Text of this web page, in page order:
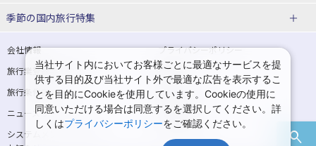
関東
埼玉県 千葉県
茨城県 栃木県
山形県ホテル・旅館
東京都ホテル・旅館 神奈川県ホテル・旅館
埼玉県ホテル・旅館 千葉県ホテル・旅館
茨城県ホテル・旅館 栃木県ホテル・旅館
洞爺湖温泉(北海道)
層雲峡温泉(北海道)
東北
花巻温泉(岩手) 蔵王温泉(山形)
かみのやま温泉(山形) 鳴子温泉(宮城)
東北
青森旅行・ツアー 岩手旅行・ツアー
宮城旅行・ツアー 秋田旅行・ツアー
山形旅行・ツアー 福島旅行・ツアー
一人旅 国内版
カップル・夫婦旅行 国内版 女子旅 国内版
卒業旅行・学生旅行 国内版
季節の国内旅行特集
桜・お花見特集
ゴールデンウィーク（GW）の国内
旅行
夏休み・お盆の国内旅行 7月の国内旅行
8月の国内旅行 9月の国内旅行
会社情報
プライバシーポリシー
旅行業登録票・約款
規約集
旅行条件書
商標について
ニュースリリース
採用情報
システムメンテナンスの
当社サイト内においてお客様ごとに最適なサービスを提
供する目的及び当社サイト外で最適な広告を表示するこ
とを目的にCookieを使用しています。Cookieの使用に
同意いただける場合は同意するを選択してください。詳
しくはプライバシーポリシーをご確認ください。